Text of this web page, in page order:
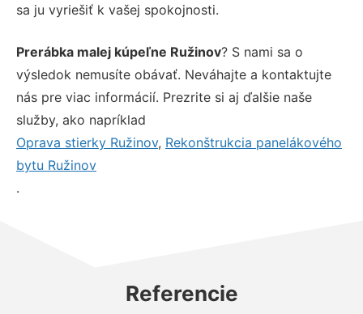
sa ju vyriešiť k vašej spokojnosti.
Prerábka malej kúpeľne Ružinov? S nami sa o
výsledok nemusíte obávať. Neváhajte a kontaktujte
nás pre viac informácií. Prezrite si aj ďalšie naše
služby, ako napríklad
Oprava stierky Ružinov, Rekonštrukcia panelákového
bytu Ružinov
.
Referencie